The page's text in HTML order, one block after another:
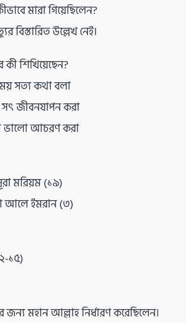
মারা গিয়েছিলেন?
উল্লেখ নেই।
শিখিয়েছেন?
সত্য কথা বলা
জীবনযাপন করা
ভালো আচরণ করা
মরিয়ম (১৯)
আলে ইমরান (৩)
১৫)
জন্য মহান আল্লাহ নির্ধারণ করেছিলেন।